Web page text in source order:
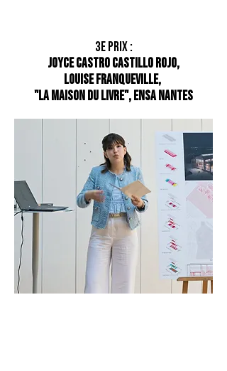
3e prix :
Joyce CASTRO CASTILLO ROJO,
Louise FRANQUEVILLE,
"La Maison du Livre", ENSA Nantes